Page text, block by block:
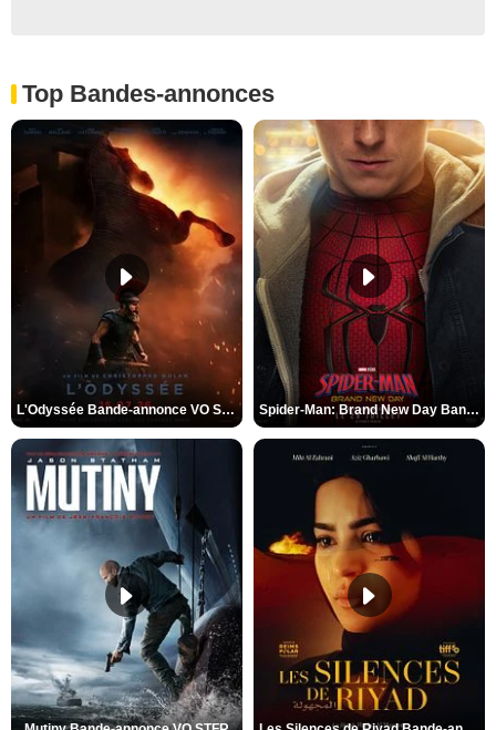
Top Bandes-annonces
L'Odyssée Bande-annonce VO STFR Spider-Man: Brand New Day Bande-annonce VO STFR